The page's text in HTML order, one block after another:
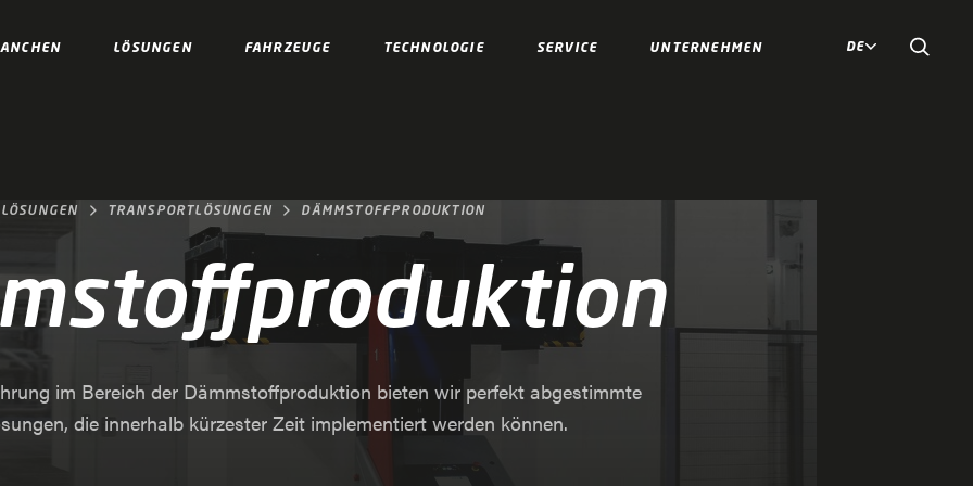
LÖSUNGEN FAHRZEUGE TECHNOLOGIE SERVICE UNTERNEHMEN DE
LÖSUNGEN TRANSPORTLÖSUNGEN DÄMMSTOFFPRODUKTION
im Bereich der Dämmstoffproduktion bieten wir perfekt abgestimmte
die innerhalb kürzester Zeit implementiert werden können.